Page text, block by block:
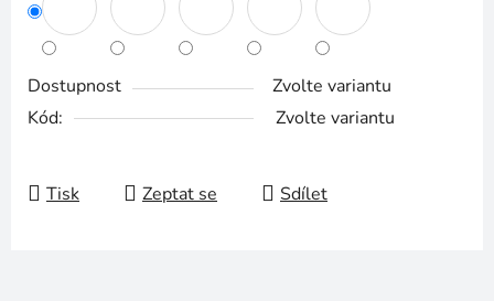
Dostupnost
Zvolte variantu
Kód:
Zvolte variantu
Tisk Zeptat se Sdílet